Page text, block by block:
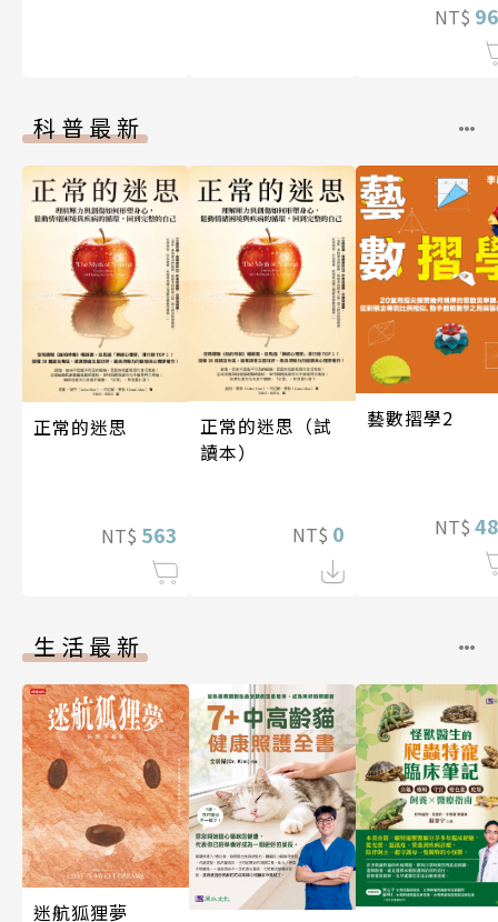
NT$
科普最新
正常的迷思
NT$ 563
正常的迷思（試
讀本）
NT$ 0
藝數摺學2
NT$
生活最新
迷航狐狸夢